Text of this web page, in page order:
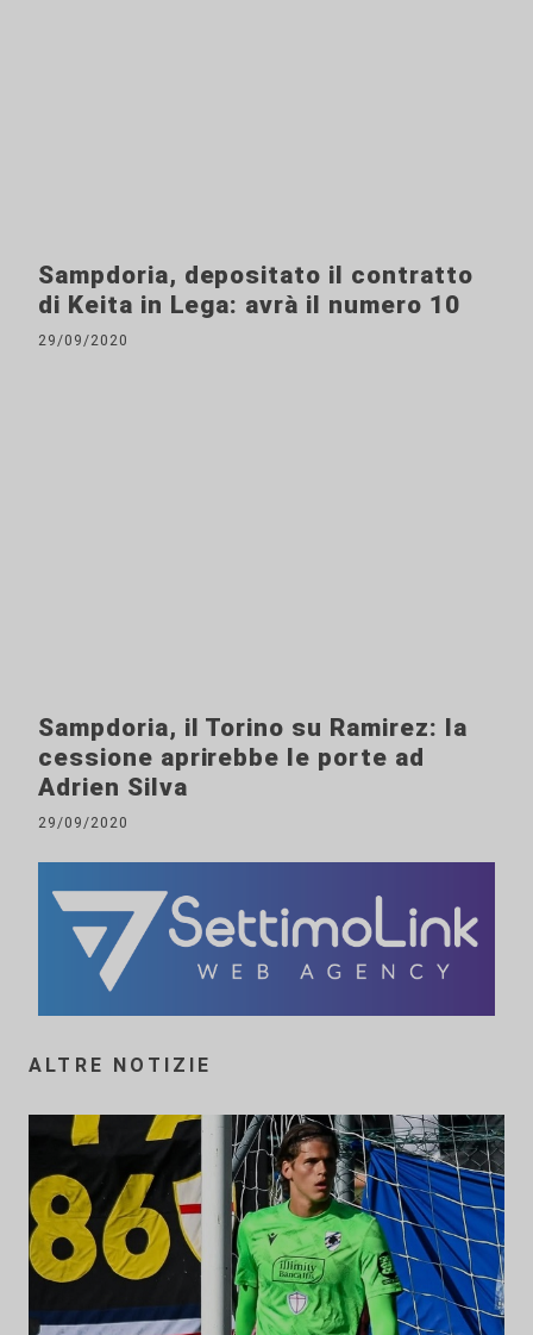
Sampdoria, depositato il contratto
di Keita in Lega: avrà il numero 10
29/09/2020
Sampdoria, il Torino su Ramirez: la
cessione aprirebbe le porte ad
Adrien Silva
29/09/2020
ALTRE NOTIZIE